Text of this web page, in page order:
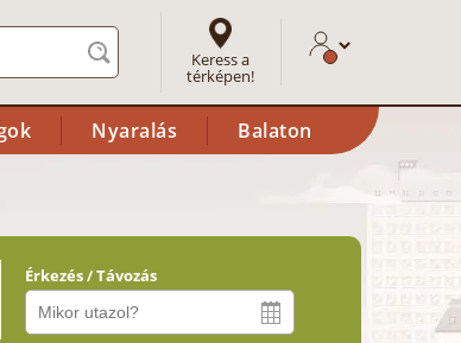
Keress a
térképen!
Nyaralás Balaton
Érkezés / Távozás